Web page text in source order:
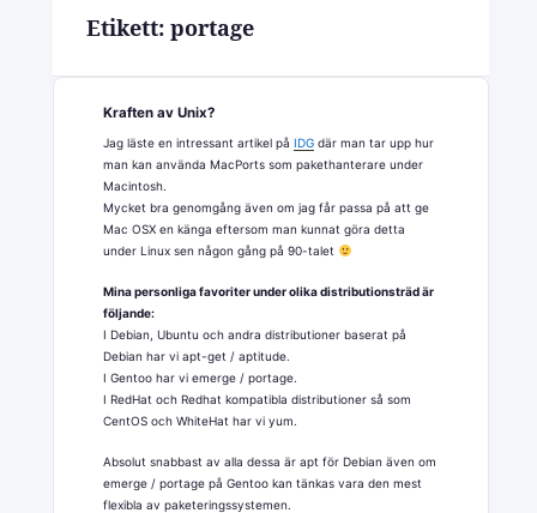
Etikett: portage
Kraften av Unix?
Jag läste en intressant artikel påIDG där man tar upp hur
man kan använda MacPorts som pakethanterare under
Macintosh.
Mycket bra genomgång även om jag får passa på att ge
Mac OSX en känga eftersom man kunnat göra detta
under Linux sen någon gång på 90-talet
Mina personliga favoriter under olika distributionsträd är
följande:
I Debian, Ubuntu och andra distributioner baserat på
Debian har vi apt-get / aptitude.
I Gentoo har vi emerge / portage.
I RedHat och Redhat kompatibla distributioner så som
CentOS och WhiteHat har vi yum.
Absolut snabbast av alla dessa är apt för Debian även om
emerge / portage på Gentoo kan tänkas vara den mest
flexibla av paketeringssystemen.